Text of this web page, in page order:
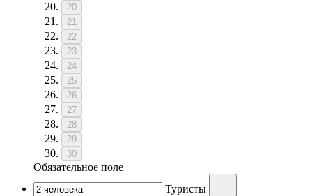
20
21
22
23
24
25
26
27
28
29
30
Обязательное поле
Туристы